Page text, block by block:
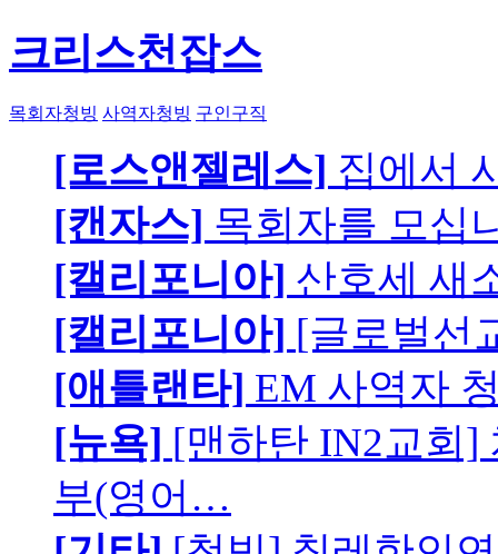
크리스천잡스
목회자청빙 사역자청빙 구인구직
[로스앤젤레스] 집에서
[캔자스] 목회자를 모십
[캘리포니아] 산호세 새
[캘리포니아] [글로벌선
[애틀랜타] EM 사역자
[뉴욕] [맨하탄 IN2교회]
부(영어…